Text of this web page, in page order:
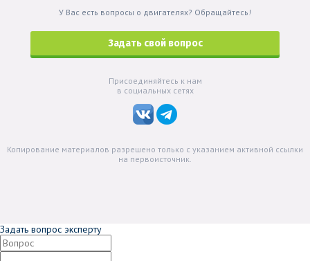
У Вас есть вопросы о двигателях? Обращайтесь!
Задать свой вопрос
Присоединяйтесь к нам
в социальных сетях
Копирование материалов разрешено только с указанием активной ссылки
на первоисточник.
Задать вопрос эксперту